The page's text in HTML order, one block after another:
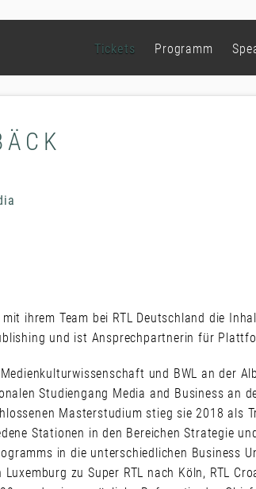
Tickets Programm
ihrem Team bei RTL Deutschland die
und ist Ansprechpartnerin für
und BWL an der
Studiengang Media and Business an
Masterstudium stieg sie 2018 als
Stationen in den Bereichen Strategie
in die unterschiedlichen Business
zu Super RTL nach Köln, RTL